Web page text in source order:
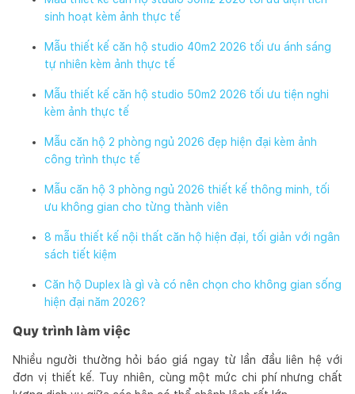
sinh hoạt kèm ảnh thực tế
Mẫu thiết kế căn hộ studio 40m2 2026 tối ưu ánh sáng
tự nhiên kèm ảnh thực tế
Mẫu thiết kế căn hộ studio 50m2 2026 tối ưu tiện nghi
kèm ảnh thực tế
Mẫu căn hộ 2 phòng ngủ 2026 đẹp hiện đại kèm ảnh
công trình thực tế
Mẫu căn hộ 3 phòng ngủ 2026 thiết kế thông minh, tối
ưu không gian cho từng thành viên
8 mẫu thiết kế nội thất căn hộ hiện đại, tối giản với ngân
sách tiết kiệm
Căn hộ Duplex là gì và có nên chọn cho không gian sống
hiện đại năm 2026?
Quy trình làm việc
Nhiều người thường hỏi báo giá ngay từ lần đầu liên hệ với
đơn vị thiết kế. Tuy nhiên, cùng một mức chi phí nhưng chất